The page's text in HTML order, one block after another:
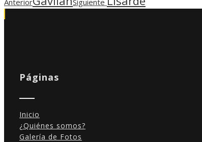
Páginas
Inicio
¿Quiénes somos?
Galería de Fotos